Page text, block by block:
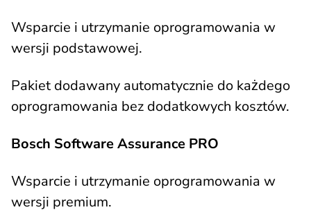
Wsparcie i utrzymanie oprogramowania w
wersji podstawowej.
Pakiet dodawany automatycznie do każdego
oprogramowania bez dodatkowych kosztów.
Bosch Software Assurance PRO
Wsparcie i utrzymanie oprogramowania w
wersji premium.